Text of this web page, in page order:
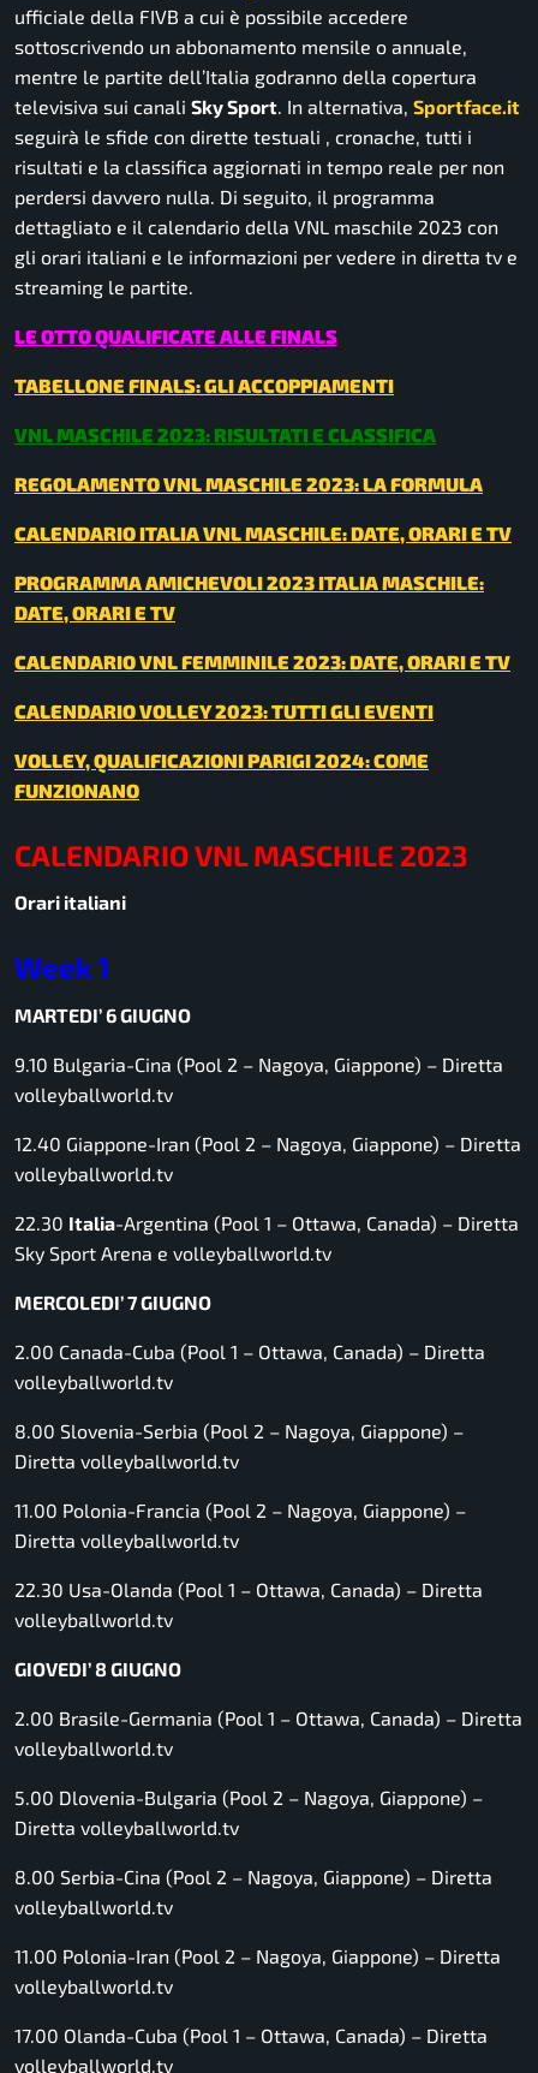
ufficiale della FIVB a cui è possibile accedere
sottoscrivendo un abbonamento mensile o annuale,
mentre le partite dell’Italia godranno della copertura
televisiva sui canali Sky Sport . In alternativa, Sportface.it
seguirà le sfide con dirette testuali , cronache, tutti i
risultati e la classifica aggiornati in tempo reale per non
perdersi davvero nulla. Di seguito, il programma
dettagliato e il calendario della VNL maschile 2023 con
gli orari italiani e le informazioni per vedere in diretta tv e
streaming le partite.
LE OTTO QUALIFICATE ALLE FINALS
TABELLONE FINALS: GLI ACCOPPIAMENTI
VNL MASCHILE 2023: RISULTATI E CLASSIFICA
REGOLAMENTO VNL MASCHILE 2023: LA FORMULA
CALENDARIO ITALIA VNL MASCHILE: DATE, ORARI E TV
PROGRAMMA AMICHEVOLI 2023 ITALIA MASCHILE:
DATE, ORARI E TV
CALENDARIO VNL FEMMINILE 2023: DATE, ORARI E TV
CALENDARIO VOLLEY 2023: TUTTI GLI EVENTI
VOLLEY, QUALIFICAZIONI PARIGI 2024: COME
FUNZIONANO
CALENDARIO VNL MASCHILE 2023
Orari italiani
Week 1
MARTEDI’ 6 GIUGNO
9.10 Bulgaria-Cina (Pool 2 – Nagoya, Giappone) – Diretta
volleyballworld.tv
12.40 Giappone-Iran (Pool 2 – Nagoya, Giappone) – Diretta
volleyballworld.tv
22.30 Italia-Argentina (Pool 1 – Ottawa, Canada) – Diretta
Sky Sport Arena e volleyballworld.tv
MERCOLEDI’ 7 GIUGNO
2.00 Canada-Cuba (Pool 1 – Ottawa, Canada) – Diretta
volleyballworld.tv
8.00 Slovenia-Serbia (Pool 2 – Nagoya, Giappone) –
Diretta volleyballworld.tv
11.00 Polonia-Francia (Pool 2 – Nagoya, Giappone) –
Diretta volleyballworld.tv
22.30 Usa-Olanda (Pool 1 – Ottawa, Canada) – Diretta
volleyballworld.tv
GIOVEDI’ 8 GIUGNO
2.00 Brasile-Germania (Pool 1 – Ottawa, Canada) – Diretta
volleyballworld.tv
5.00 Dlovenia-Bulgaria (Pool 2 – Nagoya, Giappone) –
Diretta volleyballworld.tv
8.00 Serbia-Cina (Pool 2 – Nagoya, Giappone) – Diretta
volleyballworld.tv
11.00 Polonia-Iran (Pool 2 – Nagoya, Giappone) – Diretta
volleyballworld.tv
17.00 Olanda-Cuba (Pool 1 – Ottawa, Canada) – Diretta
volleyballworld.tv